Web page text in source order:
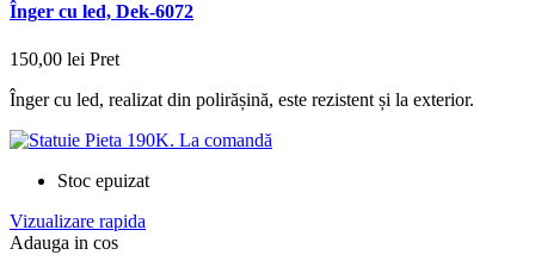
Înger cu led, Dek-6072
150,00 lei Pret
Înger cu led, realizat din polirășină, este rezistent și la exterior.
Stoc epuizat
Vizualizare rapida
Adauga in cos